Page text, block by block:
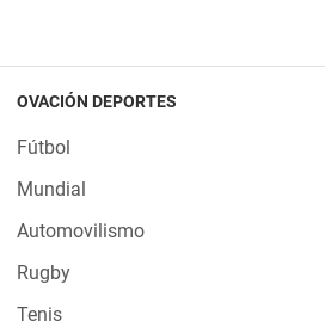
OVACIÓN DEPORTES
Fútbol
Mundial
Automovilismo
Rugby
Tenis